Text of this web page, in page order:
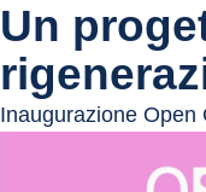
Un
Inaugurazione Open